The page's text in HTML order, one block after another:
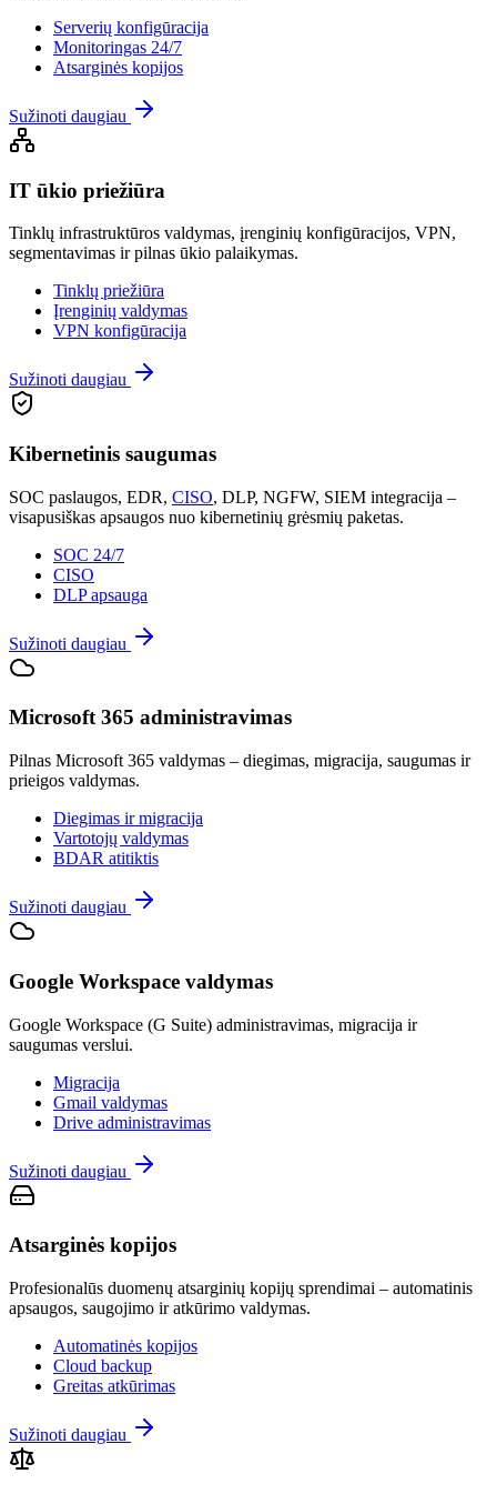
Serverių konfigūracija
Monitoringas 24/7
Atsarginės kopijos
Sužinoti daugiau
IT ūkio priežiūra
Tinklų infrastruktūros valdymas, įrenginių konfigūracijos, VPN,
segmentavimas ir pilnas ūkio palaikymas.
Tinklų priežiūra
Įrenginių valdymas
VPN konfigūracija
Sužinoti daugiau
Kibernetinis saugumas
SOC paslaugos, EDR, CISO, DLP, NGFW, SIEM integracija –
visapusiškas apsaugos nuo kibernetinių grėsmių paketas.
SOC 24/7
CISO
DLP apsauga
Sužinoti daugiau
Microsoft 365 administravimas
Pilnas Microsoft 365 valdymas – diegimas, migracija, saugumas ir
prieigos valdymas.
Diegimas ir migracija
Vartotojų valdymas
BDAR atitiktis
Sužinoti daugiau
Google Workspace valdymas
Google Workspace (G Suite) administravimas, migracija ir
saugumas verslui.
Migracija
Gmail valdymas
Drive administravimas
Sužinoti daugiau
Atsarginės kopijos
Profesionalūs duomenų atsarginių kopijų sprendimai – automatinis
apsaugos, saugojimo ir atkūrimo valdymas.
Automatinės kopijos
Cloud backup
Greitas atkūrimas
Sužinoti daugiau